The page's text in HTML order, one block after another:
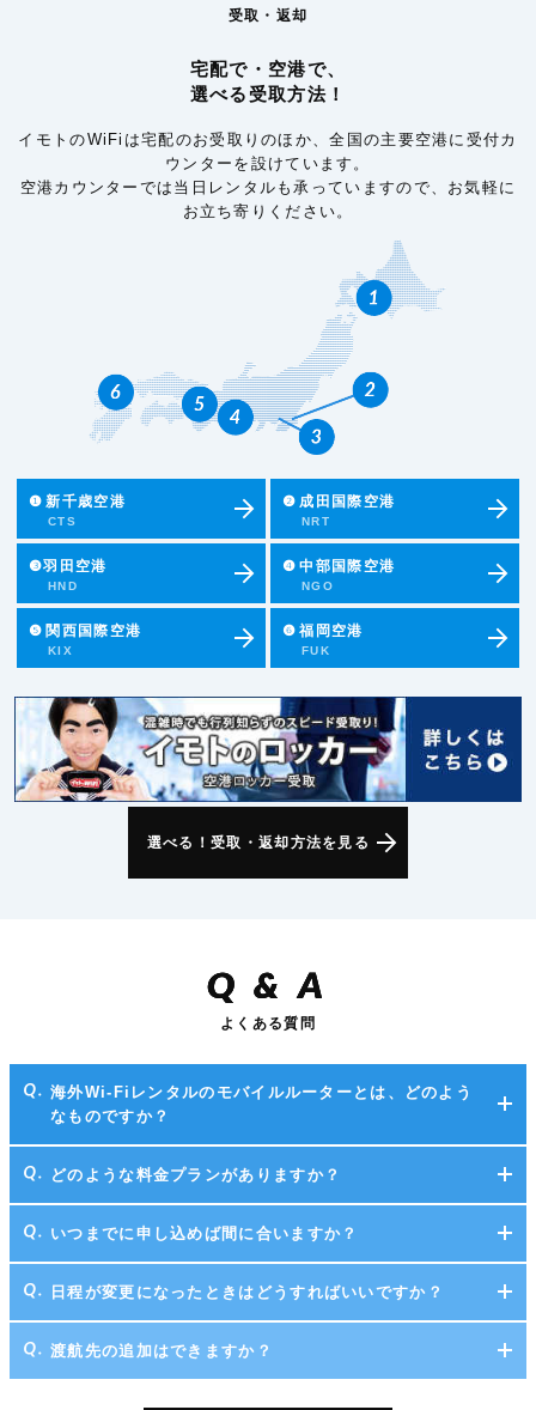
受取・返却
宅配で・空港で、
選べる受取方法！
イモトのWiFiは宅配のお受取りのほか、全国の主要空港に受付カ
ウンターを設けています。
空港カウンターでは当日レンタルも承っていますので、お気軽に
お立ち寄りください。
❶ 新千歳空港
CTS
❷ 成田国際空港
NRT
❸羽田空港
HND
❹ 中部国際空港
NGO
❺ 関西国際空港
KIX
❻ 福岡空港
FUK
選べる！受取・返却方法を見る
Q &A
よくある質問
海外Wi-Fiレンタルのモバイルルーターとは、どのよう
なものですか？
どのような料金プランがありますか？
いつまでに申し込めば間に合いますか？
日程が変更になったときはどうすればいいですか？
渡航先の追加はできますか？